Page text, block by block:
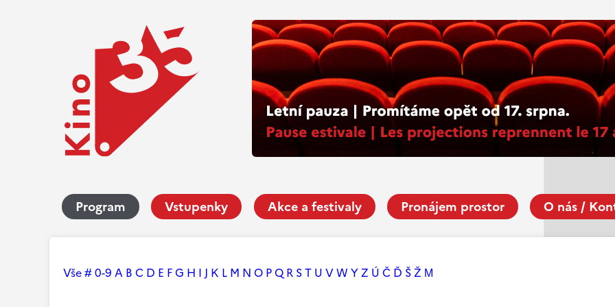
Program Vstupenky Akce a festivaly Pronájem prostor O nás /
Vše# 0-9 A B C D E FG H I J K L M N O PQ R ST U VW YZ Ú Č Ď ŠŽ М